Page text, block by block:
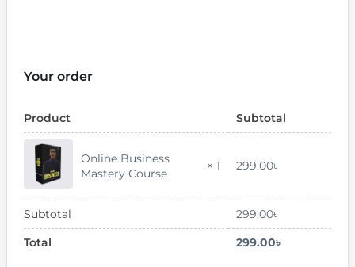
Your order
Product Subtotal
Online Business
Mastery Course
× 1 299.00৳
Subtotal 299.00৳
Total
299.00৳